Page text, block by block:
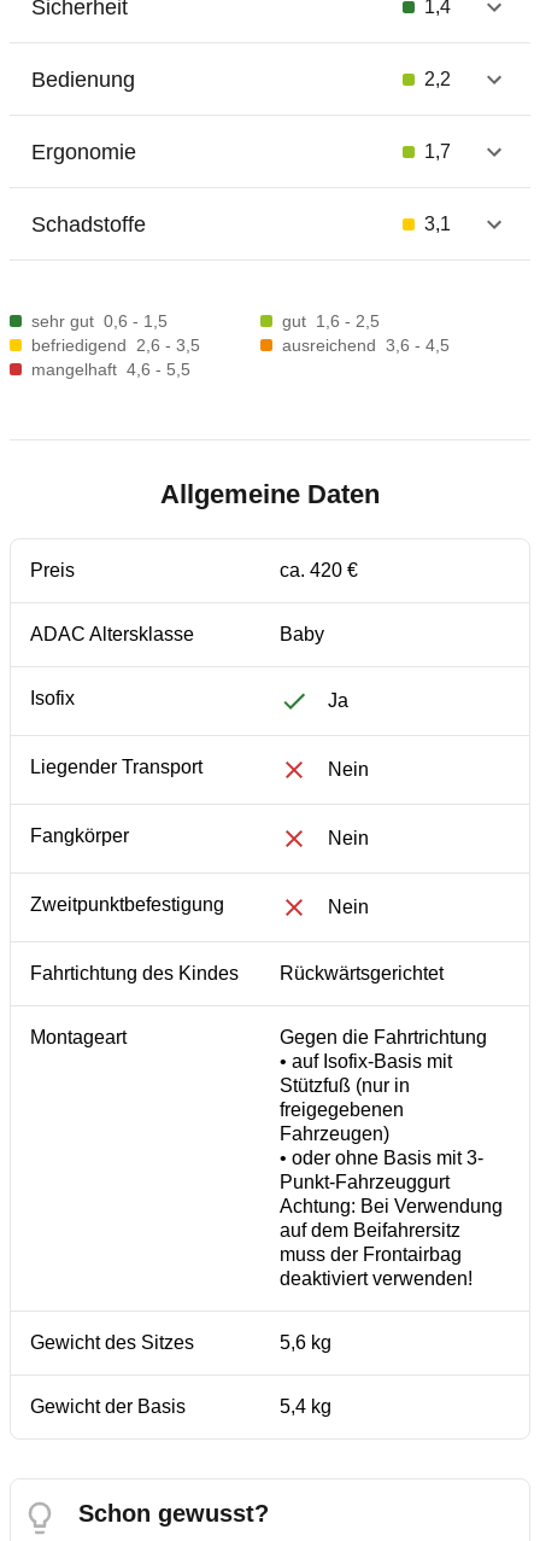
Sicherheit 1,4
Bedienung 2,2
Ergonomie 1,7
Schadstoffe 3,1
sehr gut 0,6 - 1,5 gut 1,6 - 2,5
befriedigend
2,6 - 3,5 ausreichend 3,6 - 4,5
mangelhaft 4,6 - 5,5
Allgemeine Daten
Preis ca. 420 €
ADAC Altersklasse Baby
Isofix Ja
Liegender Transport Nein
Fangkörper Nein
Zweitpunktbefestigung Nein
Fahrtichtung des Kindes Rückwärtsgerichtet
Montageart
Gegen die Fahrtrichtung
• auf Isofix-Basis mit
Stützfuß (nur in
freigegebenen
Fahrzeugen)
• oder ohne Basis mit 3-
Punkt-Fahrzeuggurt
Achtung: Bei Verwendung
auf dem Beifahrersitz
muss der Frontairbag
deaktiviert verwenden!
Gewicht des Sitzes 5,6 kg
Gewicht der Basis 5,4 kg
Schon gewusst?